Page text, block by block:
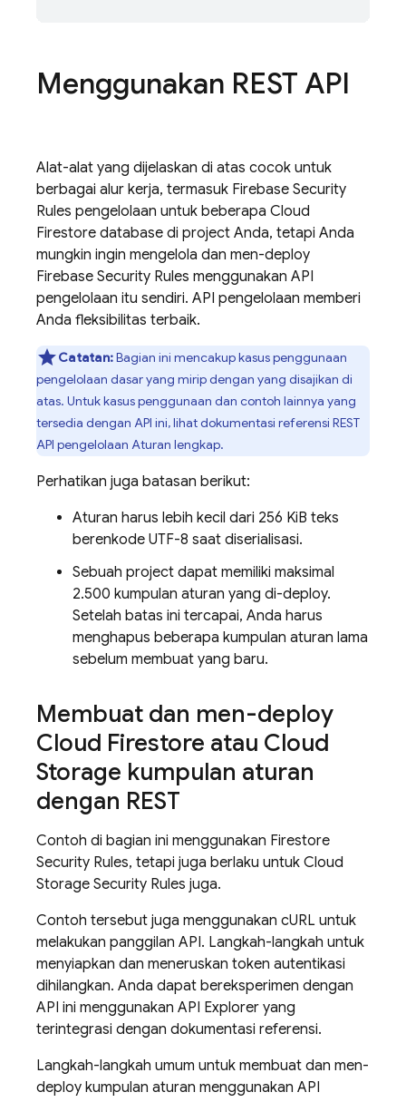
Menggunakan REST API
Alat-alat yang dijelaskan di atas cocok untuk
berbagai alur kerja, termasuk Firebase Security
Rules pengelolaan untuk beberapa Cloud
Firestore database di project Anda, tetapi Anda
mungkin ingin mengelola dan men-deploy
Firebase Security Rules menggunakan API
pengelolaan itu sendiri. API pengelolaan memberi
Anda fleksibilitas terbaik.
Catatan:Bagian ini mencakup kasus penggunaan
pengelolaan dasar yang mirip dengan yang disajikan di
atas. Untuk kasus penggunaan dan contoh lainnya yang
tersedia dengan API ini, lihat dokumentasi referensi REST
API pengelolaan Aturan lengkap.
Perhatikan juga batasan berikut:
Aturan harus lebih kecil dari 256 KiB teks
berenkode UTF-8 saat diserialisasi.
Sebuah project dapat memiliki maksimal
2.500 kumpulan aturan yang di-deploy.
Setelah batas ini tercapai, Anda harus
menghapus beberapa kumpulan aturan lama
sebelum membuat yang baru.
Membuat dan men-deploy
Cloud Firestore atau Cloud
Storage kumpulan aturan
dengan REST
Contoh di bagian ini menggunakan Firestore
Security Rules, tetapi juga berlaku untuk Cloud
Storage Security Rules juga.
Contoh tersebut juga menggunakan cURL untuk
melakukan panggilan API. Langkah-langkah untuk
menyiapkan dan meneruskan token autentikasi
dihilangkan. Anda dapat bereksperimen dengan
API ini menggunakan API Explorer yang
terintegrasi dengan dokumentasi referensi.
Langkah-langkah umum untuk membuat dan men-
deploy kumpulan aturan menggunakan API